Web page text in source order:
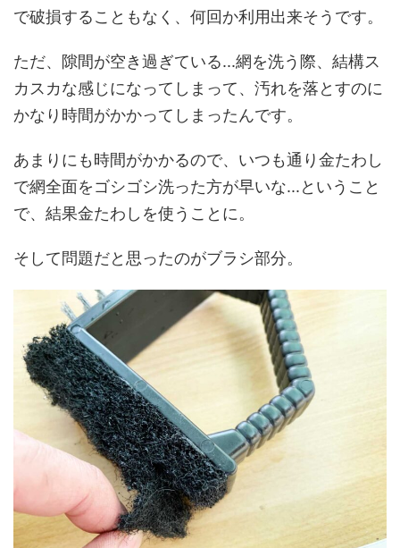
で破損することもなく、何回か利用出来そうです。
ただ、隙間が空き過ぎている...網を洗う際、結構ス
カスカな感じになってしまって、汚れを落とすのに
かなり時間がかかってしまったんです。
あまりにも時間がかかるので、いつも通り金たわし
で網全面をゴシゴシ洗った方が早いな...ということ
で、結果金たわしを使うことに。
そして問題だと思ったのがブラシ部分。